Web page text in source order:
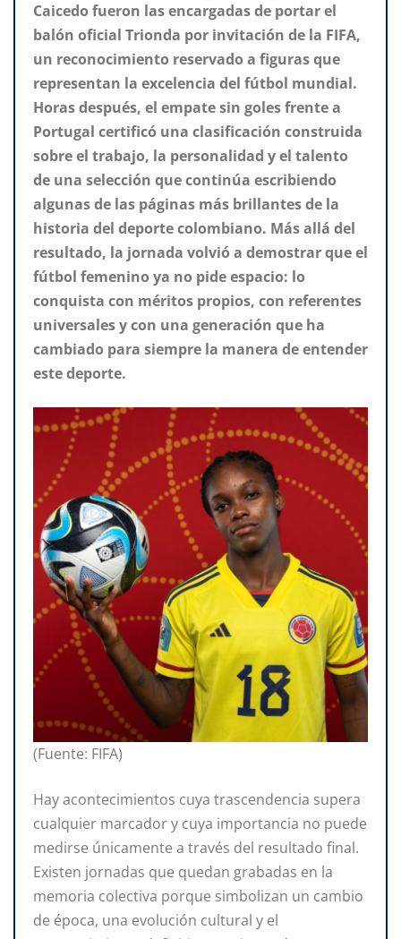
Caicedo fueron las encargadas de portar el
balón oficial Trionda por invitación de la FIFA,
un reconocimiento reservado a figuras que
representan la excelencia del fútbol mundial.
Horas después, el empate sin goles frente a
Portugal certificó una clasificación construida
sobre el trabajo, la personalidad y el talento
de una selección que continúa escribiendo
algunas de las páginas más brillantes de la
historia del deporte colombiano. Más allá del
resultado, la jornada volvió a demostrar que el
fútbol femenino ya no pide espacio: lo
conquista con méritos propios, con referentes
universales y con una generación que ha
cambiado para siempre la manera de entender
este deporte.
(Fuente: FIFA)
Hay acontecimientos cuya trascendencia supera
cualquier marcador y cuya importancia no puede
medirse únicamente a través del resultado final.
Existen jornadas que quedan grabadas en la
memoria colectiva porque simbolizan un cambio
de época, una evolución cultural y el